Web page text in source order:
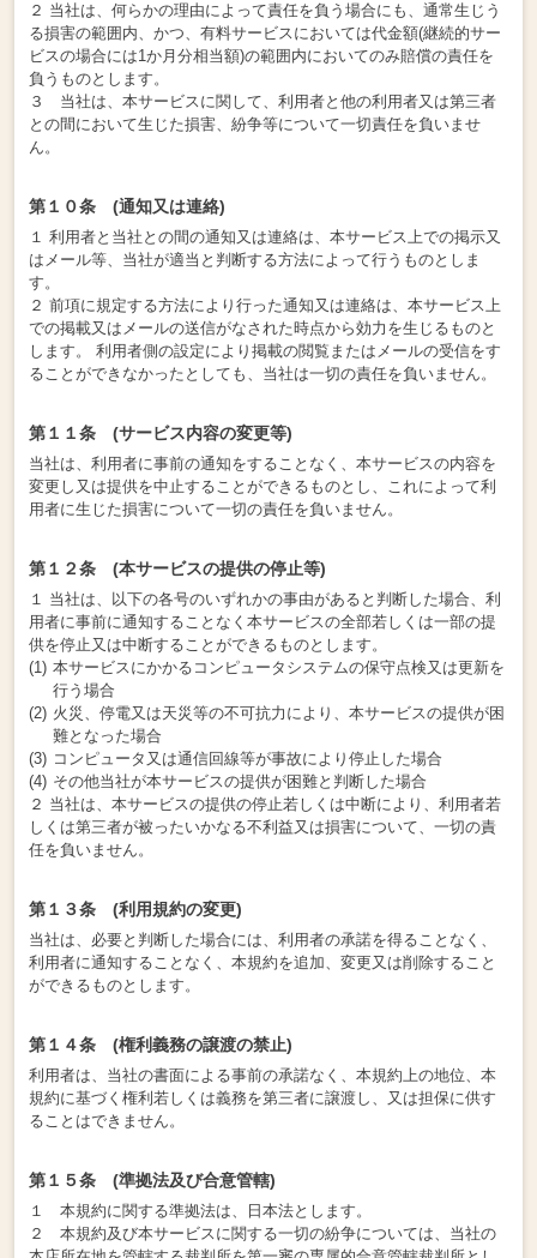
２ 当社は、何らかの理由によって責任を負う場合にも、通常生じう
る損害の範囲内、かつ、有料サービスにおいては代金額(継続的サー
ビスの場合には1か月分相当額)の範囲内においてのみ賠償の責任を
負うものとします。
３ 当社は、本サービスに関して、利用者と他の利用者又は第三者
との間において生じた損害、紛争等について一切責任を負いませ
ん。
第１０条 (通知又は連絡)
１ 利用者と当社との間の通知又は連絡は、本サービス上での掲示又
はメール等、当社が適当と判断する方法によって行うものとしま
す。
２ 前項に規定する方法により行った通知又は連絡は、本サービス上
での掲載又はメールの送信がなされた時点から効力を生じるものと
します。 利用者側の設定により掲載の閲覧またはメールの受信をす
ることができなかったとしても、当社は一切の責任を負いません。
第１１条 (サービス内容の変更等)
当社は、利用者に事前の通知をすることなく、本サービスの内容を
変更し又は提供を中止することができるものとし、これによって利
用者に生じた損害について一切の責任を負いません。
第１２条 (本サービスの提供の停止等)
１ 当社は、以下の各号のいずれかの事由があると判断した場合、利
用者に事前に通知することなく本サービスの全部若しくは一部の提
供を停止又は中断することができるものとします。
本サービスにかかるコンピュータシステムの保守点検又は更新を
行う場合
火災、停電又は天災等の不可抗力により、本サービスの提供が困
難となった場合
コンピュータ又は通信回線等が事故により停止した場合
その他当社が本サービスの提供が困難と判断した場合
２ 当社は、本サービスの提供の停止若しくは中断により、利用者若
しくは第三者が被ったいかなる不利益又は損害について、一切の責
任を負いません。
第１３条 (利用規約の変更)
当社は、必要と判断した場合には、利用者の承諾を得ることなく、
利用者に通知することなく、本規約を追加、変更又は削除すること
ができるものとします。
第１４条 (権利義務の譲渡の禁止)
利用者は、当社の書面による事前の承諾なく、本規約上の地位、本
規約に基づく権利若しくは義務を第三者に譲渡し、又は担保に供す
ることはできません。
第１５条 (準拠法及び合意管轄)
１ 本規約に関する準拠法は、日本法とします。
２ 本規約及び本サービスに関する一切の紛争については、当社の